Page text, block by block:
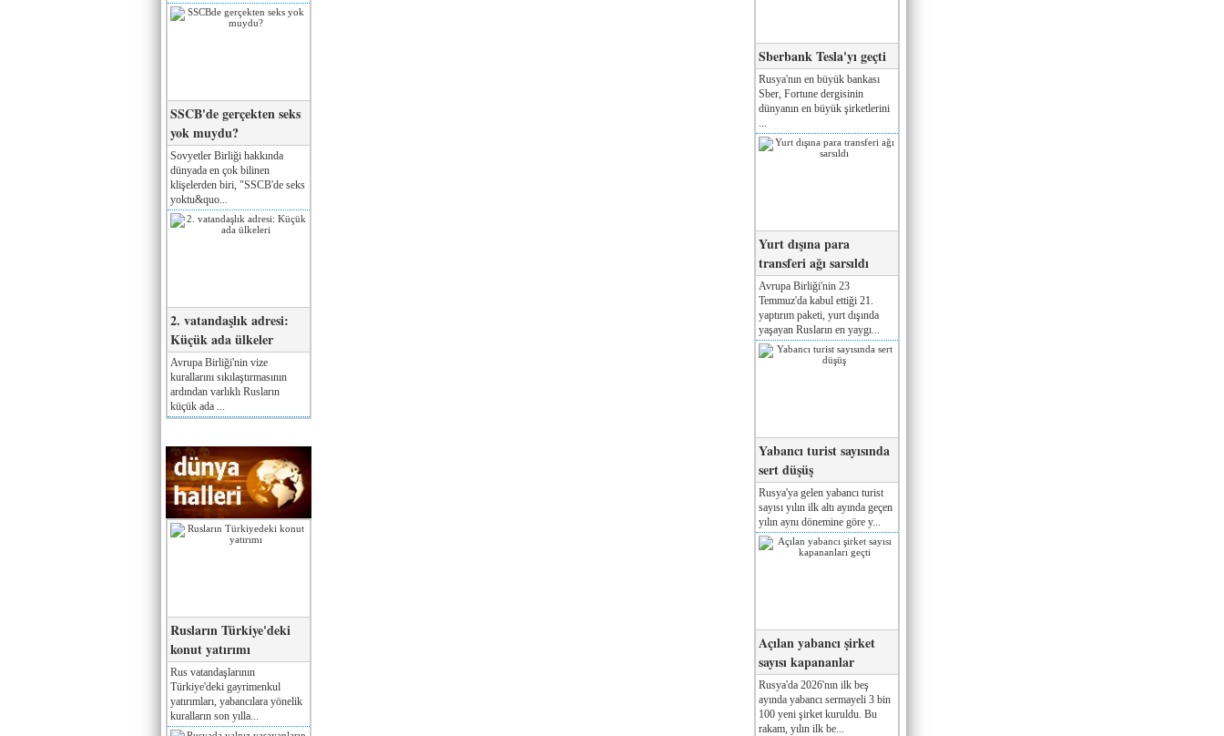
SSCB'de gerçekten seks
yok muydu?
Sovyetler Birliği hakkında
dünyada en çok bilinen
klişelerden biri, "SSCB'de seks
yoktu&quo...
2. vatandaşlık adresi:
Küçük ada ülkeler
Avrupa Birliği'nin vize
kurallarını sıkılaştırmasının
ardından varlıklı Rusların
küçük ada ...
Rusların Türkiye'deki
konut yatırımı
Rus vatandaşlarının
Türkiye'deki gayrimenkul
yatırımları, yabancılara yönelik
kuralların son yılla...
Sberbank Tesla'yı geçti
Rusya'nın en büyük bankası
Sber, Fortune dergisinin
dünyanın en büyük şirketlerini
...
Yurt dışına para
transferi ağı sarsıldı
Avrupa Birliği'nin 23
Temmuz'da kabul ettiği 21.
yaptırım paketi, yurt dışında
yaşayan Rusların en yaygı...
Yabancı turist sayısında
sert düşüş
Rusya'ya gelen yabancı turist
sayısı yılın ilk altı ayında geçen
yılın aynı dönemine göre y...
Açılan yabancı şirket
sayısı kapananlar
Rusya'da 2026'nın ilk beş
ayında yabancı sermayeli 3 bin
100 yeni şirket kuruldu. Bu
rakam, yılın ilk be...